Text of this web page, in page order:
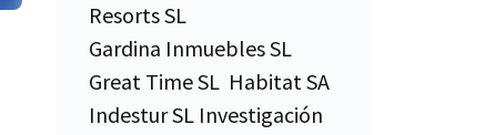
Resorts SL
Gardina Inmuebles SL
Great Time SL Habitat SA
Indestur SL Investigación